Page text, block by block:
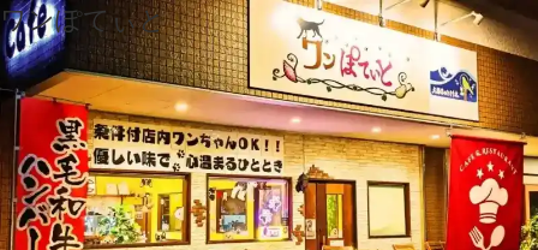
ワンぽてぃと